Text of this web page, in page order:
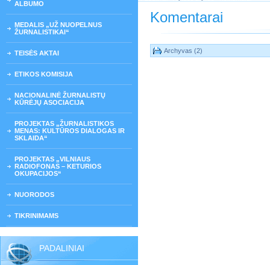
ALBUMO
MEDALIS „UŽ NUOPELNUS
ŽURNALISTIKAI“
TEISĖS AKTAI
ETIKOS KOMISIJA
NACIONALINĖ ŽURNALISTŲ
KŪRĖJŲ ASOCIACIJA
PROJEKTAS „ŽURNALISTIKOS
MENAS: KULTŪROS DIALOGAS IR
SKLAIDA“
PROJEKTAS „VILNIAUS
RADIOFONAS – KETURIOS
OKUPACIJOS“
NUORODOS
TIKRINIMAMS
PADALINIAI
Komentarai
Archyvas (2)